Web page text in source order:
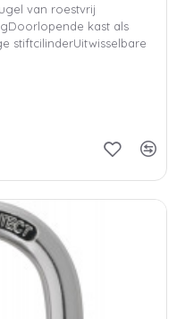
van roestvrij
kast als
stiftcilinderUitwisselbare